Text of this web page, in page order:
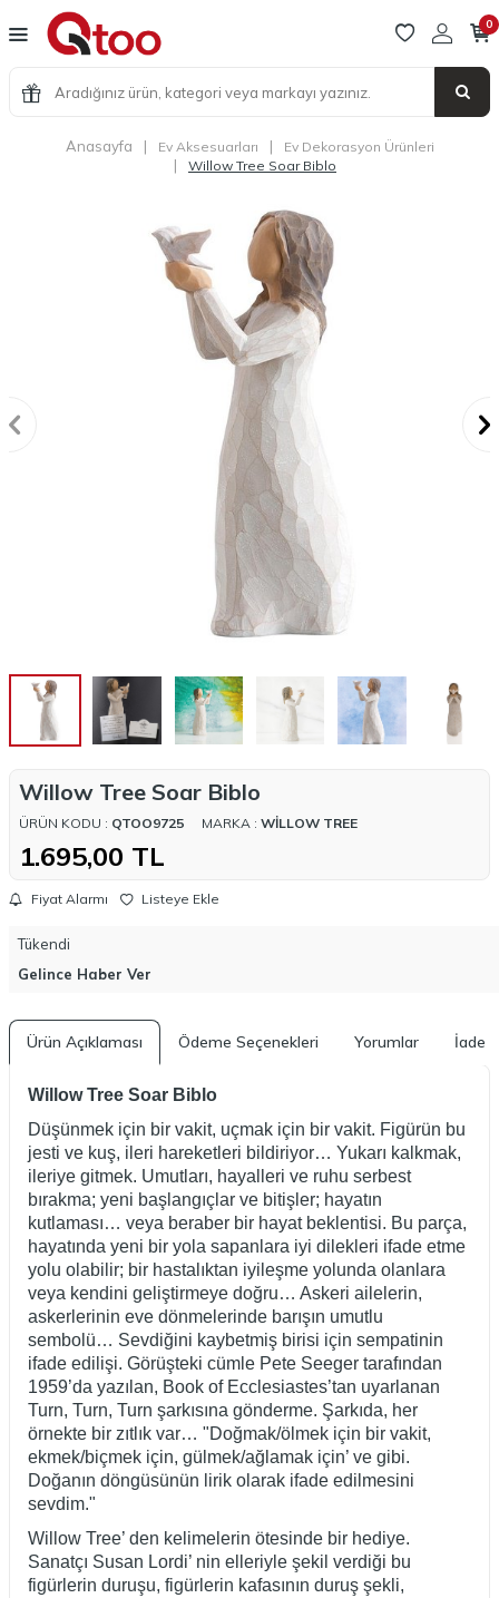
0
Anasayfa | Ev Aksesuarları | Ev Dekorasyon Ürünleri
| Willow Tree Soar Biblo
Willow Tree Soar Biblo
ÜRÜN KODU : QTOO9725 MARKA : WILLOW TREE
1.695,00 TL
Fiyat Alarmı Listeye Ekle
Tükendi
Gelince Haber Ver
Ürün Açıklaması Ödeme Seçenekleri Yorumlar İade
Willow Tree Soar Biblo
Düşünmek için bir vakit, uçmak için bir vakit. Figürün bu
jesti ve kuş, ileri hareketleri bildiriyor… Yukarı kalkmak,
ileriye gitmek. Umutları, hayalleri ve ruhu serbest
bırakma; yeni başlangıçlar ve bitişler; hayatın
kutlaması… veya beraber bir hayat beklentisi. Bu parça,
hayatında yeni bir yola sapanlara iyi dilekleri ifade etme
yolu olabilir; bir hastalıktan iyileşme yolunda olanlara
veya kendini geliştirmeye doğru… Askeri ailelerin,
askerlerinin eve dönmelerinde barışın umutlu
sembolü… Sevdiğini kaybetmiş birisi için sempatinin
ifade edilişi. Görüşteki cümle Pete Seeger tarafından
1959’da yazılan, Book of Ecclesiastes’tan uyarlanan
Turn, Turn, Turn şarkısına gönderme. Şarkıda, her
örnekte bir zıtlık var… "Doğmak/ölmek için bir vakit,
ekmek/biçmek için, gülmek/ağlamak için’ ve gibi.
Doğanın döngüsünün lirik olarak ifade edilmesini
sevdim."
Willow Tree’ den kelimelerin ötesinde bir hediye.
Sanatçı Susan Lordi’ nin elleriyle şekil verdiği bu
figürlerin duruşu, figürlerin kafasının duruş şekli,